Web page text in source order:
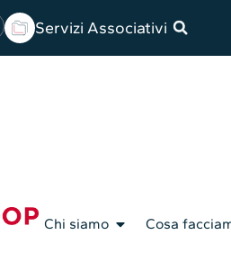
Servizi Associativi
Chi siamo Cosa